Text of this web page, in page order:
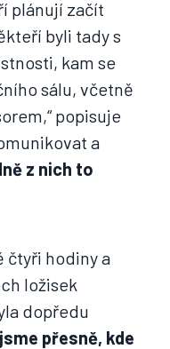
plánují začít
byli tady s
kam se
sálu, včetně
popisuje
a
z nich to
čtyři hodiny a
ložisek
dopředu
přesně, kde